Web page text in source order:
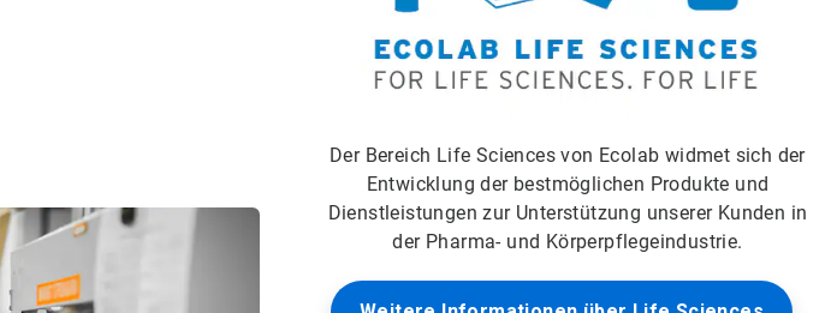
Der Bereich Life Sciences von Ecolab widmet sich der
Entwicklung der bestmöglichen Produkte und
Dienstleistungen zur Unterstützung unserer Kunden in
der Pharma- und Körperpflegeindustrie.